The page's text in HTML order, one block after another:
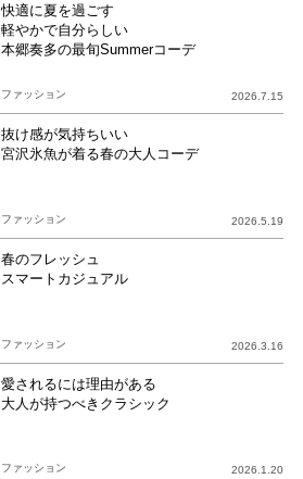
快適に夏を過ごす
軽やかで自分らしい
本郷奏多の最旬Summerコーデ
ファッション 2026.7.15
抜け感が気持ちいい
宮沢氷魚が着る春の大人コーデ
ファッション 2026.5.19
春のフレッシュ
スマートカジュアル
ファッション 2026.3.16
愛されるには理由がある
大人が持つべきクラシック
ファッション 2026.1.20